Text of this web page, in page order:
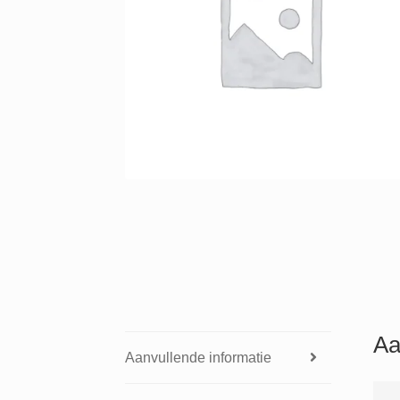
Aanvullende informatie